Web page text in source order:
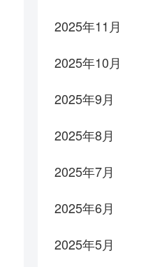
2025年11月
2025年10月
2025年9月
2025年8月
2025年7月
2025年6月
2025年5月